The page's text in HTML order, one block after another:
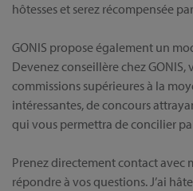
hôtesses et serez récompensée
GONIS propose également un
Devenez conseillère chez GONIS,
commissions supérieures à la
intéressantes, de concours
qui vous permettra de concilier
Prenez directement contact avec
répondre à vos questions. J’ai